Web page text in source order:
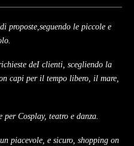
proposte,seguendo le piccole e
deI clienti, scegliendo la
capi per il tempo libero, il mare,
Cosplay, teatro e danza.
piacevole, e sicuro, shopping on